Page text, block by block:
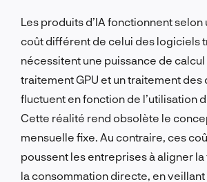
Les produits d’IA fonctionnent
coût différent de celui des logiciels
nécessitent une puissance de
traitement GPU et un traitement des
fluctuent en fonction de l’utilisation
Cette réalité rend obsolète le
mensuelle fixe. Au contraire, ces
poussent les entreprises à aligner
la consommation directe, en veillant